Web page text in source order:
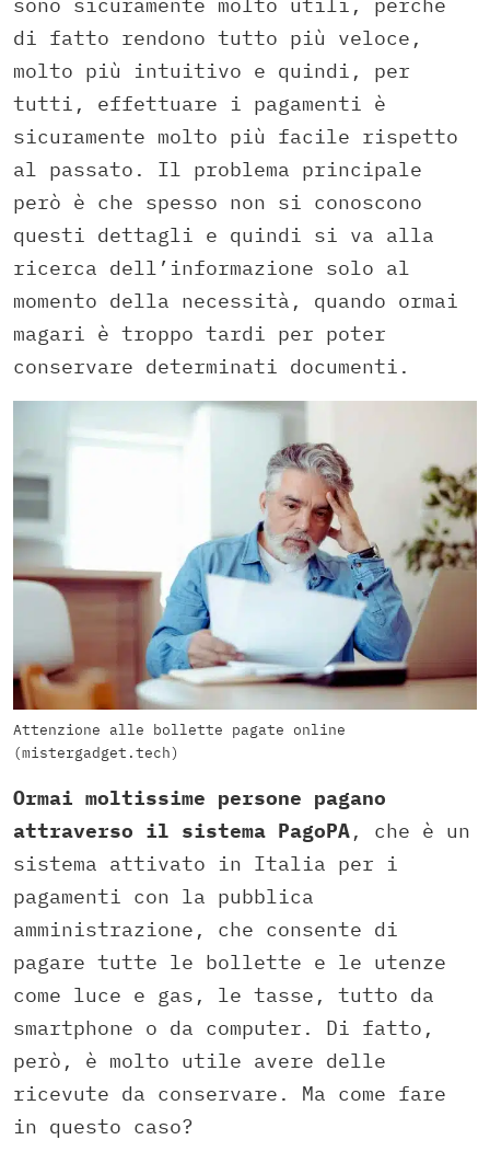
di fatto rendono tutto più veloce,
molto più intuitivo e quindi, per
tutti, effettuare i pagamenti è
sicuramente molto più facile rispetto
al passato. Il problema principale
però è che spesso non si conoscono
questi dettagli e quindi si va alla
ricerca dell’informazione solo al
momento della necessità, quando ormai
magari è troppo tardi per poter
conservare determinati documenti.
Attenzione alle bollette pagate online
(mistergadget.tech)
Ormai moltissime persone pagano
attraverso il sistema PagoPA, che è un
sistema attivato in Italia per i
pagamenti con la pubblica
amministrazione, che consente di
pagare tutte le bollette e le utenze
come luce e gas, le tasse, tutto da
smartphone o da computer. Di fatto,
però, è molto utile avere delle
ricevute da conservare. Ma come fare
in questo caso?